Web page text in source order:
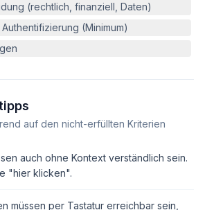
(rechtlich, finanziell, Daten)
(Minimum)
auf den nicht-erfüllten Kriterien
auch ohne Kontext verständlich sein.
"hier klicken".
müssen per Tastatur erreichbar sein,